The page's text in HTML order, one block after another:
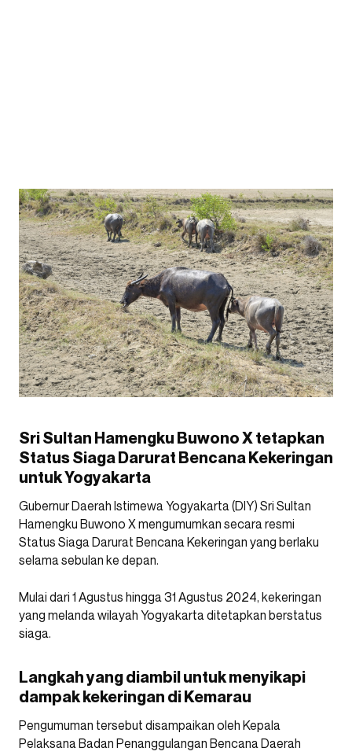
Sri Sultan Hamengku Buwono X tetapkan
Status Siaga Darurat Bencana Kekeringan
untuk Yogyakarta
Gubernur Daerah Istimewa Yogyakarta (DIY) Sri Sultan
Hamengku Buwono X mengumumkan secara resmi
Status Siaga Darurat Bencana Kekeringan yang berlaku
selama sebulan ke depan.
Mulai dari 1 Agustus hingga 31 Agustus 2024, kekeringan
yang melanda wilayah Yogyakarta ditetapkan berstatus
siaga.
Langkah yang diambil untuk menyikapi
dampak kekeringan di Kemarau
Pengumuman tersebut disampaikan oleh Kepala
Pelaksana Badan Penanggulangan Bencana Daerah